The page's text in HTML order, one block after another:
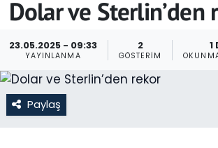
Dolar ve Sterlin’den
23.05.2025 - 09:33
YAYINLANMA
2
GÖSTERIM
1
Paylaş
Ekonomi
Foto Galeri
GEZİ
Son Dakika Haberleri
Haber Arşivi